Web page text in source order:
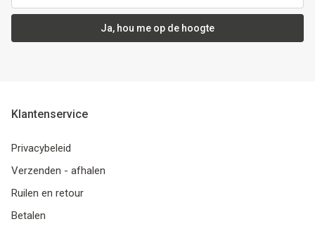
Ja, hou me op de hoogte
Klantenservice
Privacybeleid
Verzenden - afhalen
Ruilen en retour
Betalen